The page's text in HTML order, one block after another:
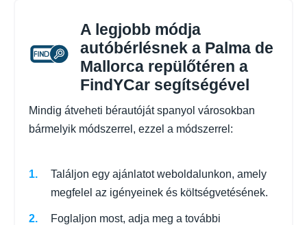
A legjobb módja
autóbérlésnek a Palma de
Mallorca repülőtéren a
FindYCar segítségével
Mindig átveheti bérautóját spanyol városokban
bármelyik módszerrel, ezzel a módszerrel:
Találjon egy ajánlatot weboldalunkon, amely
megfelel az igényeinek és költségvetésének.
Foglaljon most, adja meg a további